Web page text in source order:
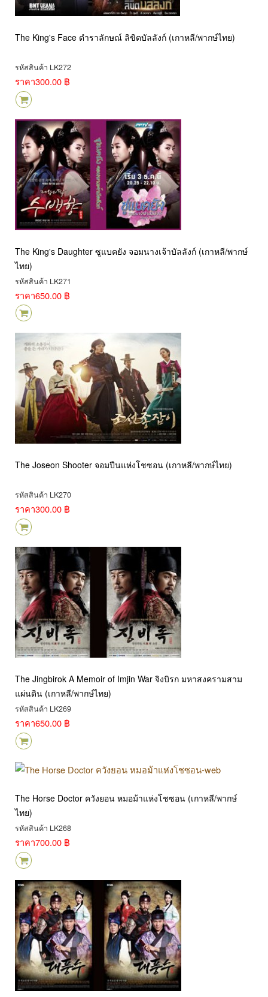
The King's Face ตำราลักษณ์ ลิขิตบัลลังก์ (เกาหลี/พากษ์ไทย)
รหัสสินค้า LK272
ราคา300.00 ฿
The King's Daughter ซูแบคยัง จอมนางเจ้าบัลลังก์ (เกาหลี/พากษ์
ไทย)
รหัสสินค้า LK271
ราคา650.00 ฿
The Joseon Shooter จอมปืนแห่งโชซอน (เกาหลี/พากษ์ไทย)
รหัสสินค้า LK270
ราคา300.00 ฿
The Jingbirok A Memoir of Imjin War จิงบิรก มหาสงครามสาม
แผ่นดิน (เกาหลี/พากษ์ไทย)
รหัสสินค้า LK269
ราคา650.00 ฿
The Horse Doctor ควังยอน หมอม้าแห่งโชซอน (เกาหลี/พากษ์
ไทย)
รหัสสินค้า LK268
ราคา700.00 ฿